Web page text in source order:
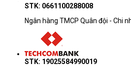
STK: 0661100288008
Ngân hàng TMCP Quân đội - Chi
STK: 19025584990019